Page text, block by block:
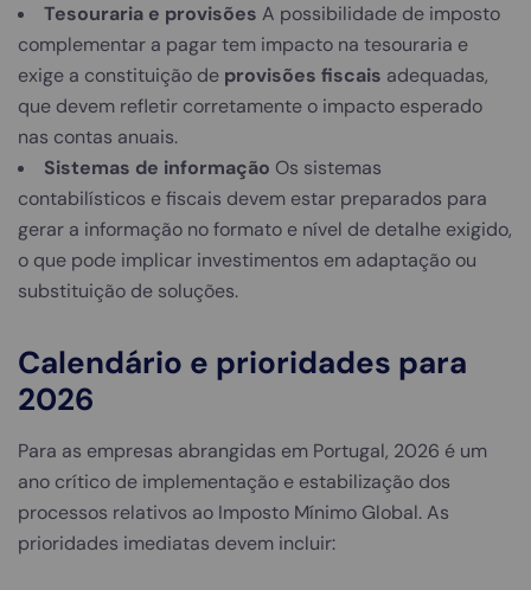
Tesouraria e provisões A possibilidade de imposto
complementar a pagar tem impacto na tesouraria e
exige a constituição de provisões fiscais adequadas,
que devem refletir corretamente o impacto esperado
nas contas anuais.
Sistemas de informação Os sistemas
contabilísticos e fiscais devem estar preparados para
gerar a informação no formato e nível de detalhe exigido,
o que pode implicar investimentos em adaptação ou
substituição de soluções.
Calendário e prioridades para
2026
Para as empresas abrangidas em Portugal, 2026 é um
ano crítico de implementação e estabilização dos
processos relativos ao Imposto Mínimo Global. As
prioridades imediatas devem incluir: